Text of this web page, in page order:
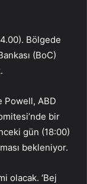
Bölgede
(BoC)
Powell, ABD
bir
gün (18:00)
bekleniyor.
olacak. ‘Bej